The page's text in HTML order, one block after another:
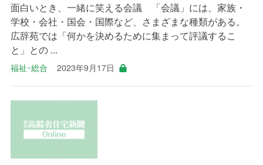
面白いとき、一緒に笑える会議 「会議」には、家族・
学校・会社・国会・国際など、さまざまな種類がある。
広辞苑では「何かを決めるために集まって評議するこ
と」との ...
福祉･総合 2023年9月17日